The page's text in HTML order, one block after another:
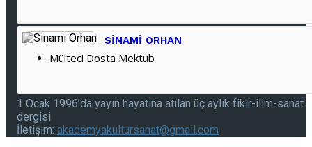
SINAMI ORHAN
Mülteci Dosta Mektub
1 Ocak 1996’da yayın hayatına atılan üç aylık fikir-ilim-sanat
dergisi
İletişim: akademyakultursanat@gmail.com